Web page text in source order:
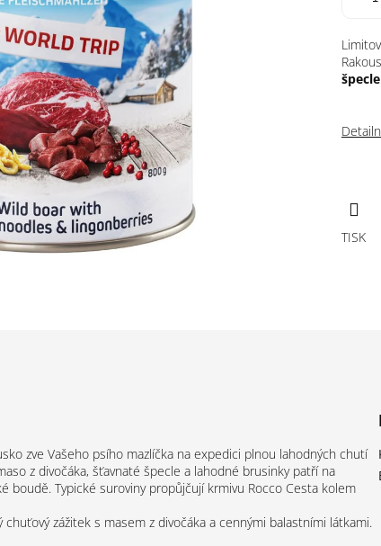
TISK
zve Vašeho psího mazlíčka na expedici plnou lahodných chutí
z divočáka, šťavnaté špecle a lahodné brusinky patří na
boudě. Typické suroviny propůjčují krmivu Rocco Cesta kolem
zážitek s masem z divočáka a cennými balastními látkami.